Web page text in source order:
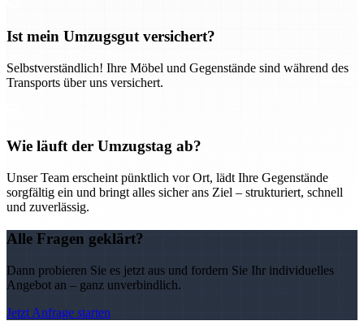
Ist mein Umzugsgut versichert?
Selbstverständlich! Ihre Möbel und Gegenstände sind während des
Transports über uns versichert.
Wie läuft der Umzugstag ab?
Unser Team erscheint pünktlich vor Ort, lädt Ihre Gegenstände
sorgfältig ein und bringt alles sicher ans Ziel – strukturiert, schnell
und zuverlässig.
Alle Fragen geklärt?
Dann probieren Sie es jetzt aus und fordern Sie Ihr individuelles
Angebot an – ganz unverbindlich.
Jetzt Anfrage starten